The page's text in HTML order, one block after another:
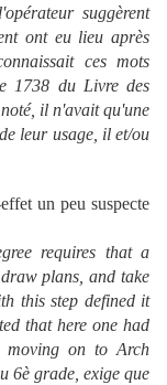
suggèrent
ont eu lieu après
ces mots
1738 du Livre des
il n'avait qu'une
leur usage, il et/ou
un peu suspecte
requires that a
plans, and take
this step defined it
that here one had
moving on to Arch
6è grade, exige que